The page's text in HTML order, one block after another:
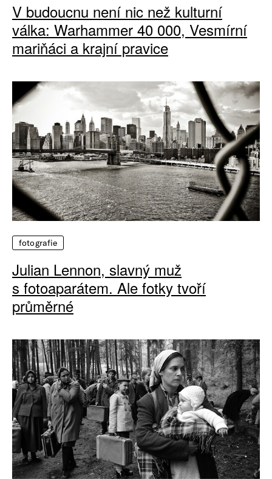
V budoucnu není nic než kulturní
válka: Warhammer 40 000, Vesmírní
mariňáci a krajní pravice
fotografie
Julian Lennon, slavný muž
s fotoaparátem. Ale fotky tvoří
průměrné